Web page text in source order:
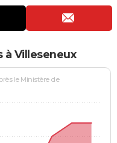
Villeseneux
le Ministère de